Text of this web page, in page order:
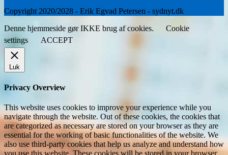
Copyright 2020/2028 - Erik Egvad Petersen - sydnyt.dk
Denne hjemmeside gør IKKE brug af cookies.
Cookie
settings
ACCEPT
Luk
Privacy Overview
This website uses cookies to improve your experience while you
navigate through the website. Out of these cookies, the cookies that
are categorized as necessary are stored on your browser as they are
essential for the working of basic functionalities of the website. We
also use third-party cookies that help us analyze and understand how